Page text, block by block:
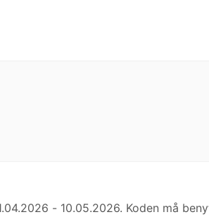
- 10.05.2026. Koden må